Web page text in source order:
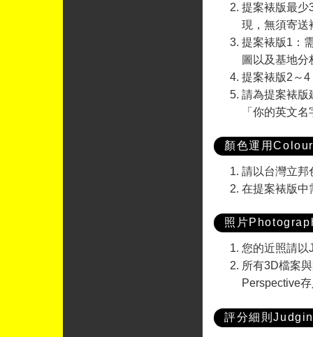
提案裱版最少
現，無須寄送
提案裱版1：
圖以及基地分
提案裱版2～
請為提案裱版
「你的英文
顏色運用
請以台灣立邦
在提案裱版中
照片
您的近照請以
所有3D檔案
Perspective
評分細則